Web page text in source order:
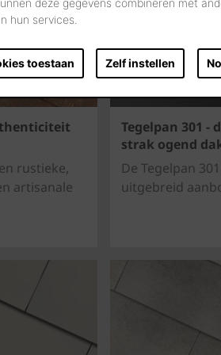
deze gegevens combineren met
hun services.
toestaan Zelf instellen
rustieke,
artisanale
Tegelpan 301 -
strak ogend
De Tegelpan
uitgebreid